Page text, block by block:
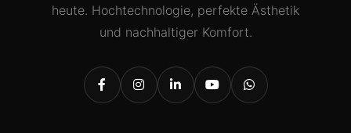
heute. Hochtechnologie, perfekte Ästhetik
und nachhaltiger Komfort.